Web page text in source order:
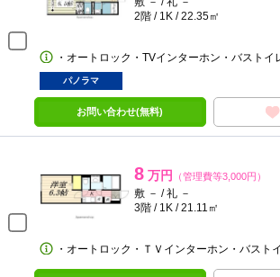
2階 / 1K / 22.35㎡
・オートロック・TVインターホン・バストイ
パノラマ
お問い合わせ(無料)
8 万円 （管理費等3,000円）
敷 － / 礼 －
3階 / 1K / 21.11㎡
・オートロック・ＴＶインターホン・バスト